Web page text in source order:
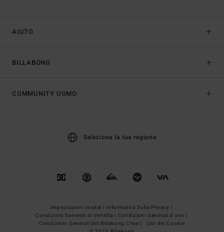
AIUTO
BILLABONG
COMMUNITY UOMO
Seleziona la tua regione
Impostazioni cookie | Informativa Sulla Privacy |
Condizioni Generali di Vendita | Condizioni Generali d’uso |
Condizioni Generali del Billabong Crew |
Uso dei Cookie